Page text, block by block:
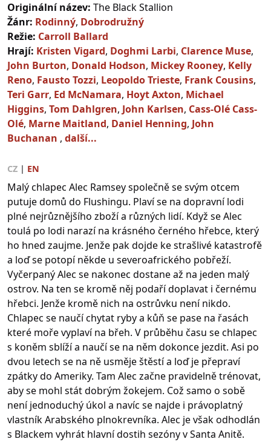
Originální název: The Black Stallion
Žánr: Rodinný, Dobrodružný
Režie: Carroll Ballard
Hrají: Kristen Vigard, Doghmi Larbi, Clarence Muse,
John Burton, Donald Hodson, Mickey Rooney, Kelly
Reno, Fausto Tozzi, Leopoldo Trieste, Frank Cousins,
Teri Garr, Ed McNamara, Hoyt Axton, Michael
Higgins, Tom Dahlgren, John Karlsen, Cass-Olé Cass-
Olé, Marne Maitland, Daniel Henning, John
Buchanan , další...
CZ | EN
Malý chlapec Alec Ramsey společně se svým otcem
putuje domů do Flushingu. Plaví se na dopravní lodi
plné nejrůznějšího zboží a různých lidí. Když se Alec
toulá po lodi narazí na krásného černého hřebce, který
ho hned zaujme. Jenže pak dojde ke strašlivé katastrofě
a loď se potopí někde u severoafrického pobřeží.
Vyčerpaný Alec se nakonec dostane až na jeden malý
ostrov. Na ten se kromě něj podaří doplavat i černému
hřebci. Jenže kromě nich na ostrůvku není nikdo.
Chlapec se naučí chytat ryby a kůň se pase na řasách
které moře vyplaví na břeh. V průběhu času se chlapec
s koněm sblíží a naučí se na něm dokonce jezdit. Asi po
dvou letech se na ně usměje štěstí a loď je přepraví
zpátky do Ameriky. Tam Alec začne pravidelně trénovat,
aby se mohl stát dobrým žokejem. Což samo o sobě
není jednoduchý úkol a navíc se najde i právoplatný
vlastník Arabského plnokrevníka. Alec je však odhodlán
s Blackem vyhrát hlavní dostih sezóny v Santa Anitě.